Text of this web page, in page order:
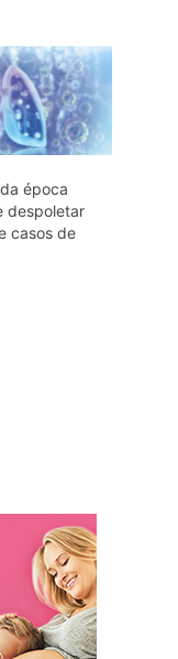
época
despoletar
casos de